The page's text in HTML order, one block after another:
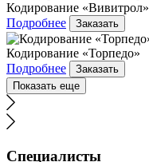
Кодирование «Вивитрол»
Подробнее
Заказать
Кодирование «Торпедо»
Подробнее
Заказать
Показать еще
Специалисты